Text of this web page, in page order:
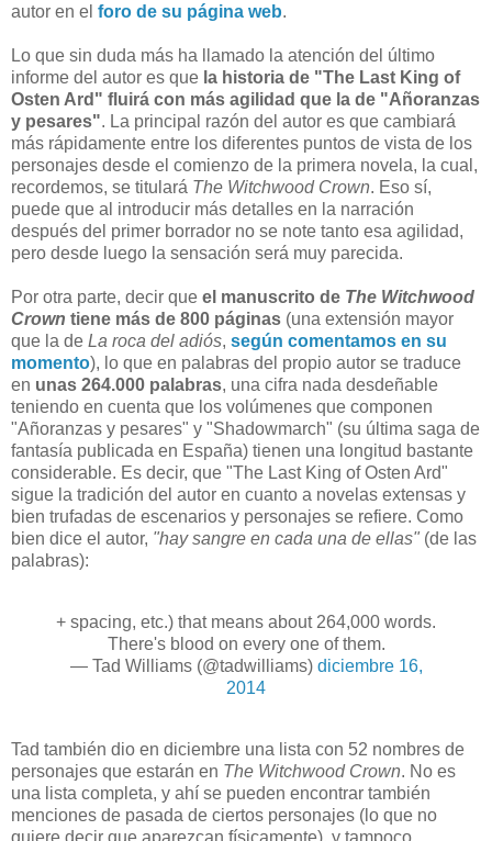
autor en el foro de su página web.
Lo que sin duda más ha llamado la atención del último
informe del autor es que la historia de "The Last King of
Osten Ard" fluirá con más agilidad que la de "Añoranzas
y pesares". La principal razón del autor es que cambiará
más rápidamente entre los diferentes puntos de vista de los
personajes desde el comienzo de la primera novela, la cual,
recordemos, se titulará The Witchwood Crown. Eso sí,
puede que al introducir más detalles en la narración
después del primer borrador no se note tanto esa agilidad,
pero desde luego la sensación será muy parecida.
Por otra parte, decir que el manuscrito de The Witchwood
Crown tiene más de 800 páginas (una extensión mayor
que la de La roca del adiós, según comentamos en su
momento), lo que en palabras del propio autor se traduce
en unas 264.000 palabras, una cifra nada desdeñable
teniendo en cuenta que los volúmenes que componen
"Añoranzas y pesares" y "Shadowmarch" (su última saga de
fantasía publicada en España) tienen una longitud bastante
considerable. Es decir, que "The Last King of Osten Ard"
sigue la tradición del autor en cuanto a novelas extensas y
bien trufadas de escenarios y personajes se refiere. Como
bien dice el autor, "hay sangre en cada una de ellas" (de las
palabras):
+ spacing, etc.) that means about 264,000 words.
There's blood on every one of them.
— Tad Williams (@tadwilliams) diciembre 16,
2014
Tad también dio en diciembre una lista con 52 nombres de
personajes que estarán en The Witchwood Crown. No es
una lista completa, y ahí se pueden encontrar también
menciones de pasada de ciertos personajes (lo que no
quiere decir que aparezcan físicamente), y tampoco